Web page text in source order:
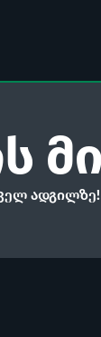
ადგილზე!